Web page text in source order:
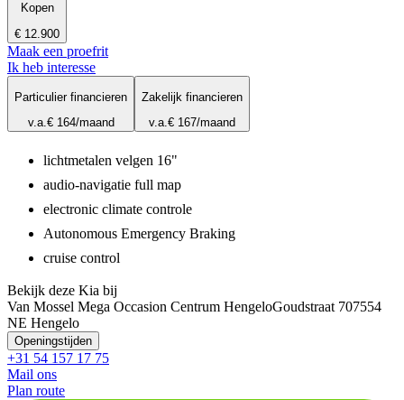
Kopen
€ 12.900
Maak een proefrit
Ik heb interesse
Particulier financieren
v.a.€ 164/maand
Zakelijk financieren
v.a.€ 167/maand
lichtmetalen velgen 16"
audio-navigatie full map
electronic climate controle
Autonomous Emergency Braking
cruise control
Bekijk deze Kia bij
Van Mossel Mega Occasion Centrum HengeloGoudstraat 707554
NE Hengelo
Openingstijden
+31 54 157 17 75
Mail ons
Plan route